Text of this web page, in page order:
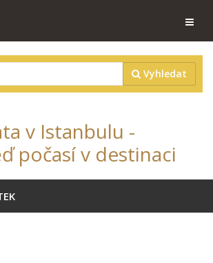
Vyhledat
v Istanbulu -
počasí v destinaci